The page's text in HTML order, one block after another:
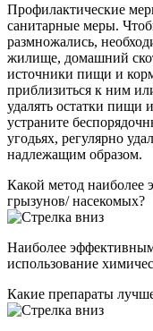
Профилактические
санитарные меры.
размножались,
жилище, домашний
источники пищи и
приблизиться к ним
удалять остатки пищи
устраните
угодьях, регулярно
надлежащим образом.
Какой метод наиболее
грызунов/ насекомых?
Наиболее
использование
Какие препараты